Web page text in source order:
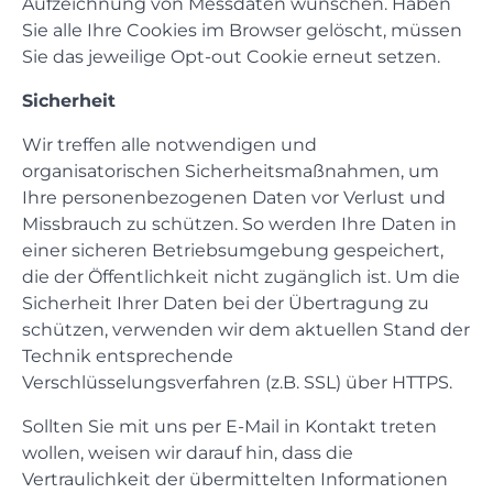
Sie alle Ihre Cookies im Browser gelöscht, müssen
Sie das jeweilige Opt-out Cookie erneut setzen.
Sicherheit
Wir treffen alle notwendigen und
organisatorischen Sicherheitsmaßnahmen, um
Ihre personenbezogenen Daten vor Verlust und
Missbrauch zu schützen. So werden Ihre Daten in
einer sicheren Betriebsumgebung gespeichert,
die der Öffentlichkeit nicht zugänglich ist. Um die
Sicherheit Ihrer Daten bei der Übertragung zu
schützen, verwenden wir dem aktuellen Stand der
Technik entsprechende
Verschlüsselungsverfahren (z.B. SSL) über HTTPS.
Sollten Sie mit uns per E-Mail in Kontakt treten
wollen, weisen wir darauf hin, dass die
Vertraulichkeit der übermittelten Informationen